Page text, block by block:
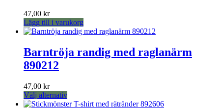
47,00 kr
Lägg till i varukorg
Barntröja randig med raglanärm
890212
47,00 kr
Välj alternativDen
här